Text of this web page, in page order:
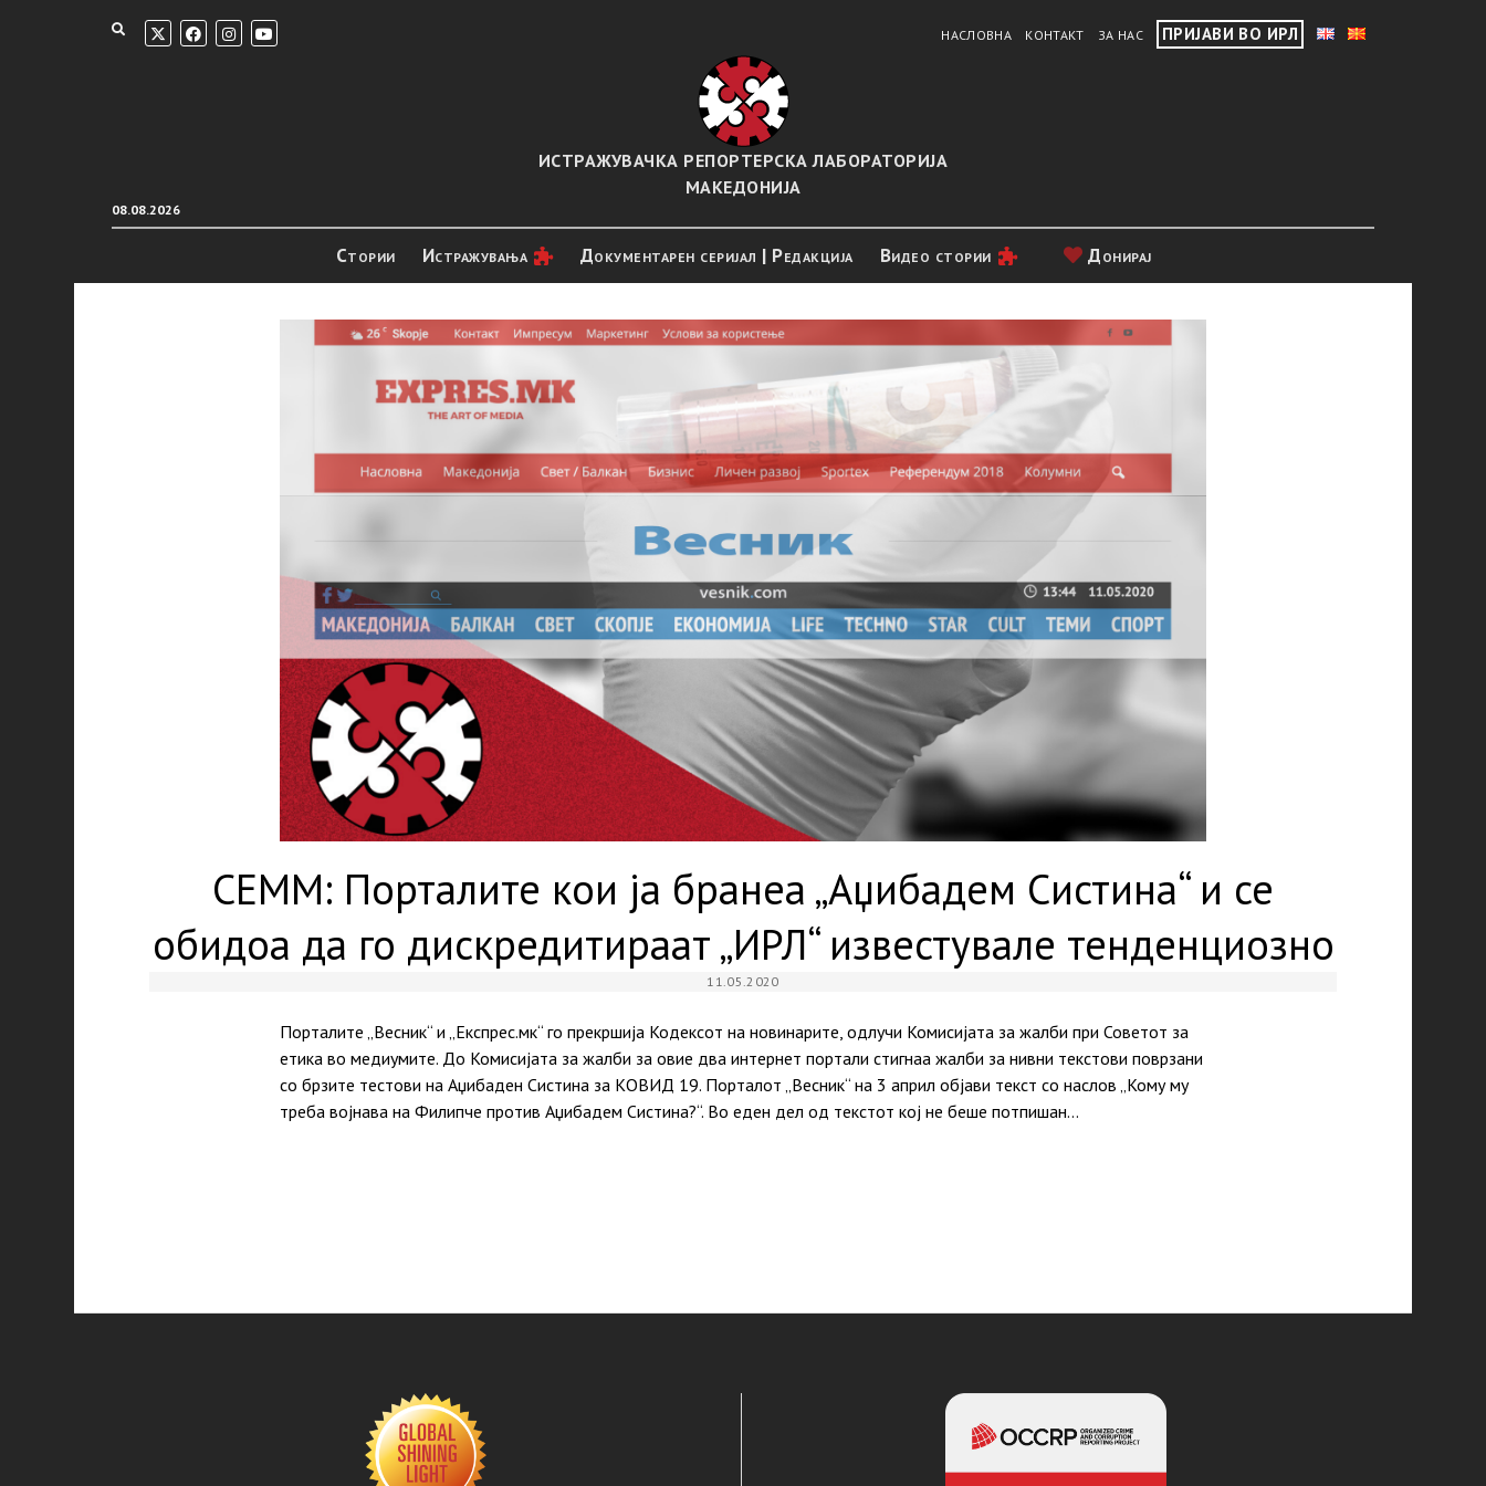
НАСЛОВНА КОНТАКТ ЗА НАС ПРИЈАВИ ВО ИРЛ
08.08.2026
ИСТРАЖУВАЧКА РЕПОРТЕРСКА ЛАБОРАТОРИЈА
МАКЕДОНИЈА
Стории Истражувањa Документарен серијал | Редакција Видео стории Донирај
СЕММ: Порталите кои ја бранеа „Аџибадем Систина“ и се
обидоа да го дискредитираат „ИРЛ“ известувале тенденциозно
11.05.2020
Порталите „Весник“ и „Експрес.мк“ го прекршија Кодексот на новинарите, одлучи Комисијата за жалби при Советот за
етика во медиумите. До Комисијата за жалби за овие два интернет портали стигнаа жалби за нивни текстови поврзани
со брзите тестови на Аџибаден Систина за КОВИД 19. Порталот „Весник“ на 3 април објави текст со наслов „Кому му
треба војнава на Филипче против Аџибадем Систина?“. Во еден дел од текстот кој не беше потпишан…